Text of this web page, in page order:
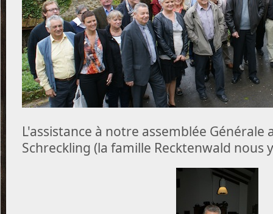
L'assistance à notre assemblée Générale
Schreckling (la famille Recktenwald nous